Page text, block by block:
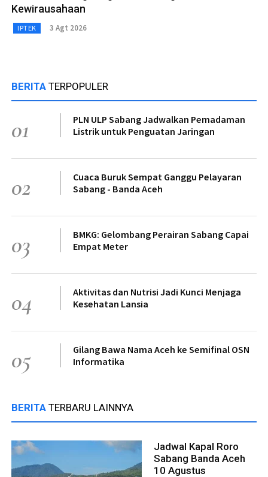
Kewirausahaan
IPTEK 3 Agt 2026
BERITA TERPOPULER
01
PLN ULP Sabang Jadwalkan Pemadaman
Listrik untuk Penguatan Jaringan
02
Cuaca Buruk Sempat Ganggu Pelayaran
Sabang - Banda Aceh
03
BMKG: Gelombang Perairan Sabang Capai
Empat Meter
04
Aktivitas dan Nutrisi Jadi Kunci Menjaga
Kesehatan Lansia
05
Gilang Bawa Nama Aceh ke Semifinal OSN
Informatika
BERITA TERBARU LAINNYA
Jadwal Kapal Roro
Sabang Banda Aceh
10 Agustus